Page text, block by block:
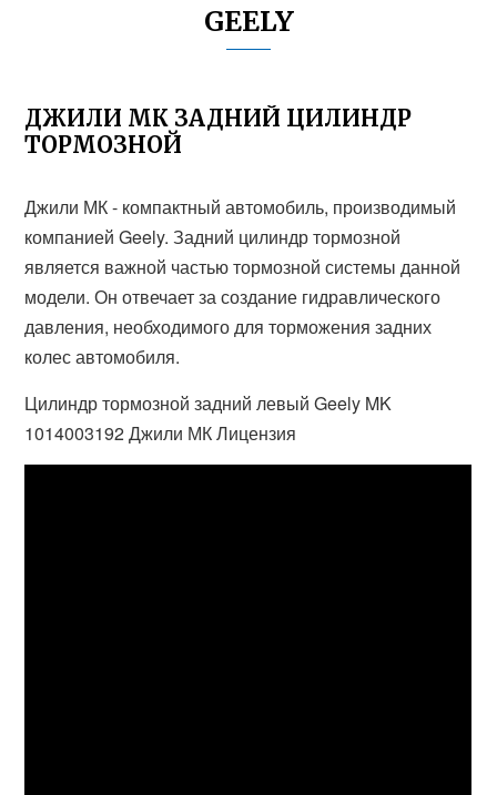
GEELY
ДЖИЛИ МК ЗАДНИЙ ЦИЛИНДР
ТОРМОЗНОЙ
Джили МК - компактный автомобиль, производимый
компанией Geely. Задний цилиндр тормозной
является важной частью тормозной системы данной
модели. Он отвечает за создание гидравлического
давления, необходимого для торможения задних
колес автомобиля.
Цилиндр тормозной задний левый Geely MK
1014003192 Джили МК Лицензия